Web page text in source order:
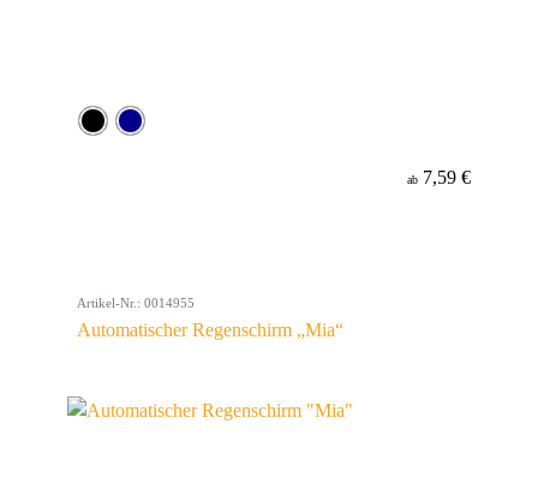
ab 7,59 €
Artikel-Nr.: 0014955
Automatischer Regenschirm „Mia“